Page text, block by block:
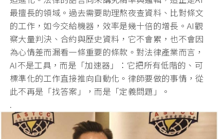
最擅長的領域。過去需要助理熬夜查資料、 比對條文
的工作，如今交給機器，效率是幾十倍的增長。AI觀
察大量判決、合約與歷史資料，它不會累， 也不會因
為心情差而漏看一條重要的條款。對法律產業而言，
AI不是工具，而是「加速器」：它把所有低階的、 可
標準化的工作直接推向自動化。律師要做的事情，從
此不再是「找答案」，而是「定義問題」。
.